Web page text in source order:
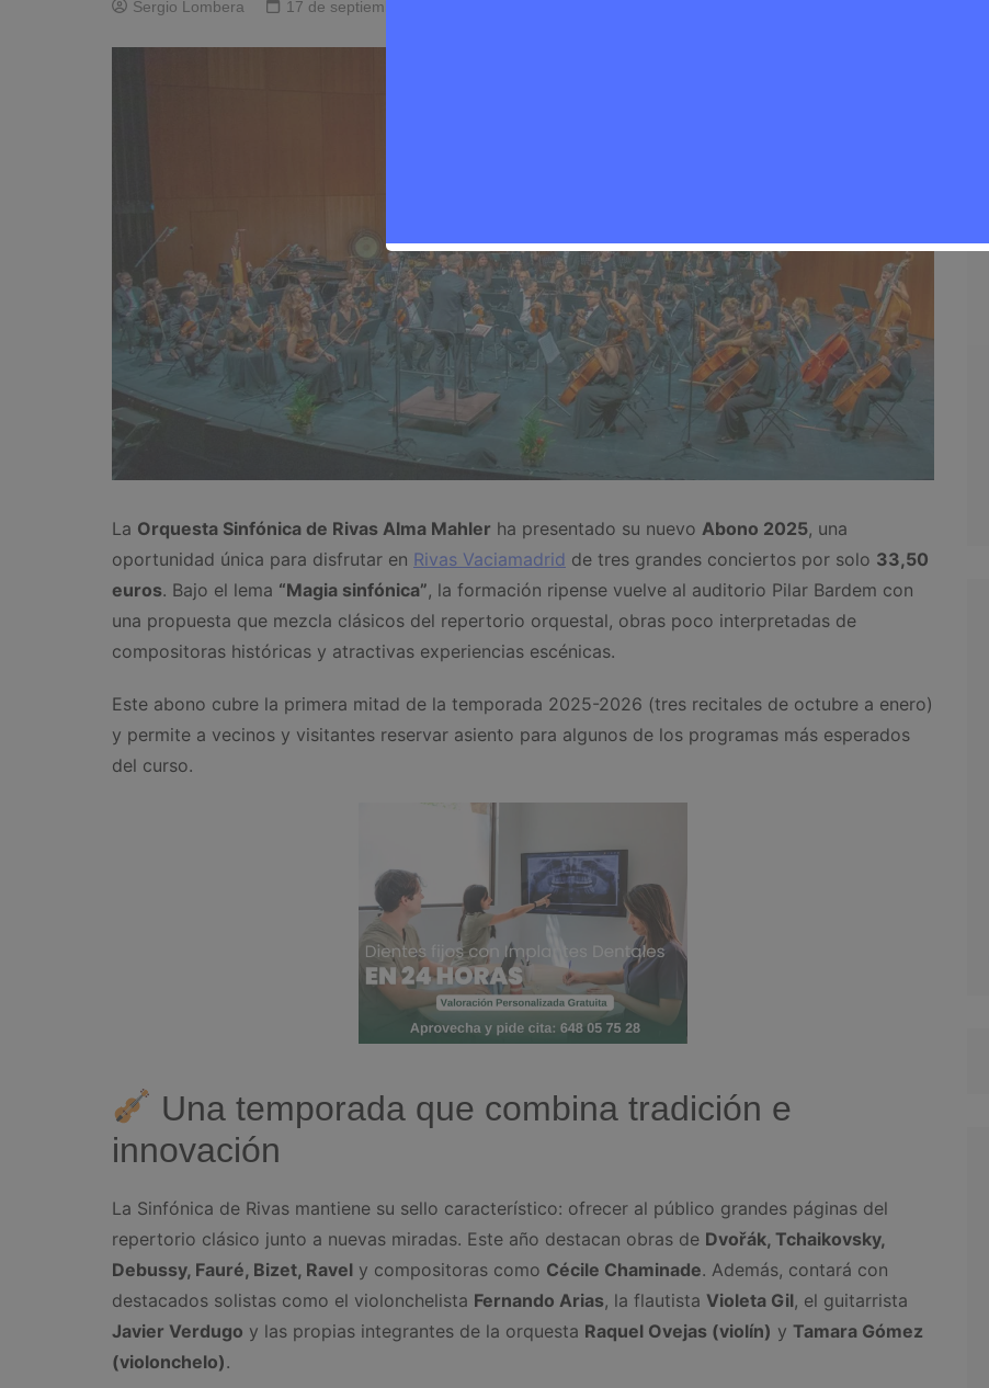
Sergio Lombera 17 de septiembre de 2025
La Orquesta Sinfónica de Rivas Alma Mahler ha presentado su nuevo Abono 2025, una
oportunidad única para disfrutar en Rivas Vaciamadrid de tres grandes conciertos por solo 33,50
euros. Bajo el lema “Magia sinfónica”, la formación ripense vuelve al auditorio Pilar Bardem con
una propuesta que mezcla clásicos del repertorio orquestal, obras poco interpretadas de
compositoras históricas y atractivas experiencias escénicas.
Este abono cubre la primera mitad de la temporada 2025-2026 (tres recitales de octubre a enero)
y permite a vecinos y visitantes reservar asiento para algunos de los programas más esperados
del curso.
Una temporada que combina tradición e
innovación
La Sinfónica de Rivas mantiene su sello característico: ofrecer al público grandes páginas del
repertorio clásico junto a nuevas miradas. Este año destacan obras de Dvořák, Tchaikovsky,
Debussy, Fauré, Bizet, Ravel y compositoras como Cécile Chaminade. Además, contará con
destacados solistas como el violonchelista Fernando Arias, la flautista Violeta Gil, el guitarrista
Javier Verdugo y las propias integrantes de la orquesta Raquel Ovejas (violín) y Tamara Gómez
(violonchelo).